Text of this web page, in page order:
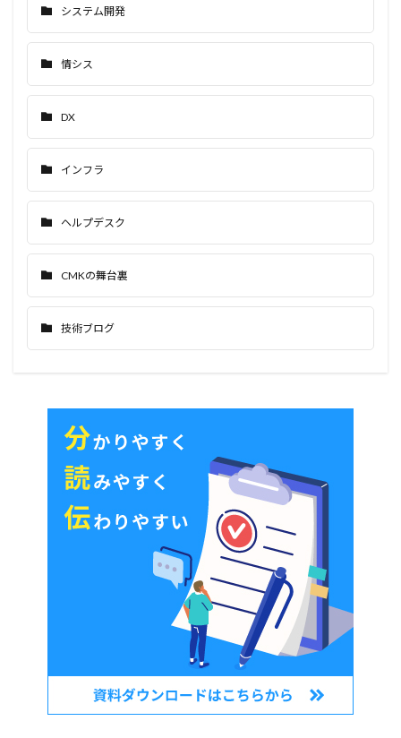
システム開発
情シス
DX
インフラ
ヘルプデスク
CMKの舞台裏
技術ブログ